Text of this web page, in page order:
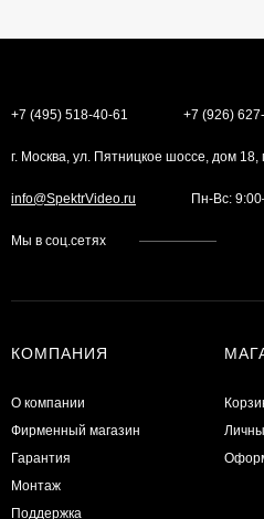
+7 (495) 518-40-61 +7 (926)
г. Москва, ул. Пятницкое шоссе, дом
info@SpektrVideo.ru Пн-Вс:
Мы в соц.сетях
КОМПАНИЯ
О компании
Фирменный магазин
Гарантия
Монтаж
Поддержка